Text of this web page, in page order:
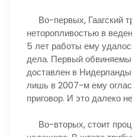
Во-первых, Гаагский
неторопливостью в
5 лет работы ему
дела. Первый
доставлен в
лишь в 2007-м ему
приговор. И это далеко
Во-вторых, стоит